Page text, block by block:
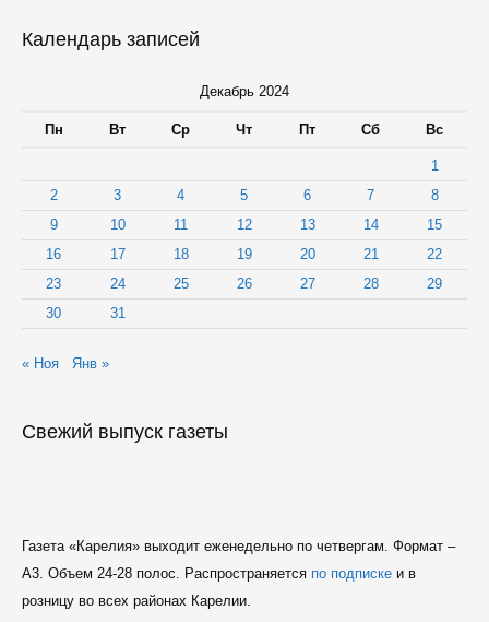
Календарь записей
Декабрь 2024
Пн Вт Ср Чт Пт Сб Вс
1
2
3 4 5 6 7
8
9
10 11 12 13 14
15
16
17 18 19 20 21
22
23
24 25 26 27 28
29
30
31
« Ноя Янв »
Свежий выпуск газеты
Газета «Карелия» выходит еженедельно по четвергам. Формат –
A3. Объем 24-28 полос. Распространяется по подпискеи в
розницу во всех районах Карелии.